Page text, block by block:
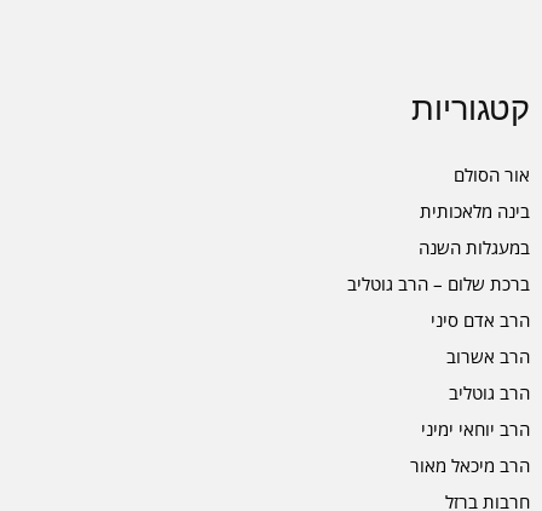
קטגוריות
אור הסולם
בינה מלאכותית
במעגלות השנה
ברכת שלום – הרב גוטליב
הרב אדם סיני
הרב אשרוב
הרב גוטליב
הרב יוחאי ימיני
הרב מיכאל מאור
חרבות ברזל